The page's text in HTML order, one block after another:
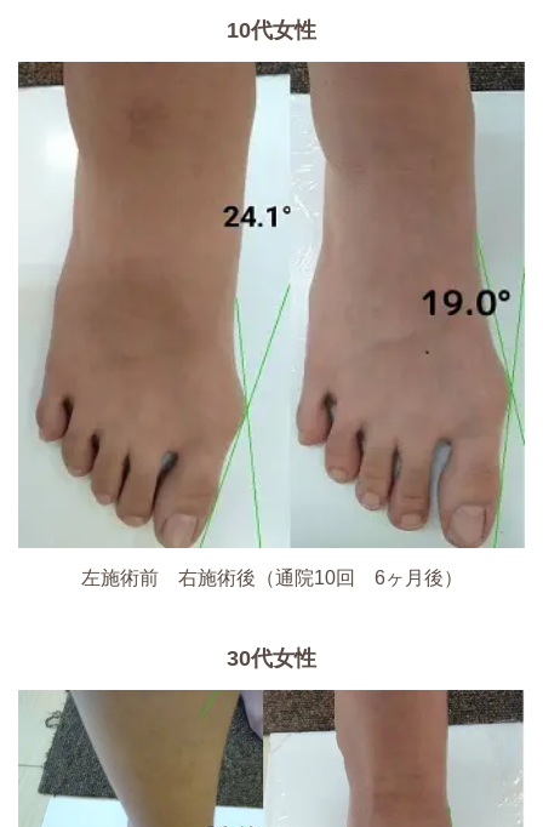
10代女性
左施術前 右施術後（通院10回 6ヶ月後）
30代女性